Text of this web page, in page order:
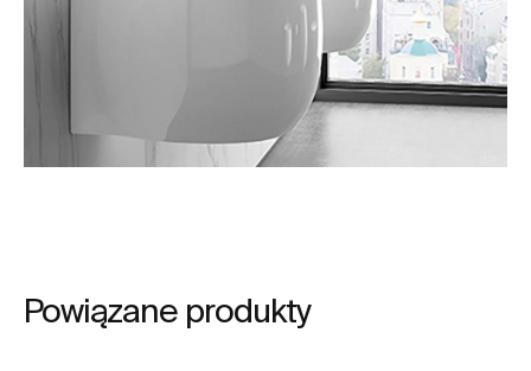
Powiązane produkty